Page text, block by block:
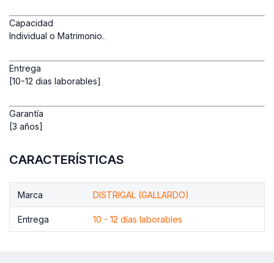
Capacidad
Individual o Matrimonio.
Entrega
[10-12 dias laborables]
Garantía
[3 años]
CARACTERÍSTICAS
Marca DISTRIGAL (GALLARDO)
Entrega 10 - 12 días laborables